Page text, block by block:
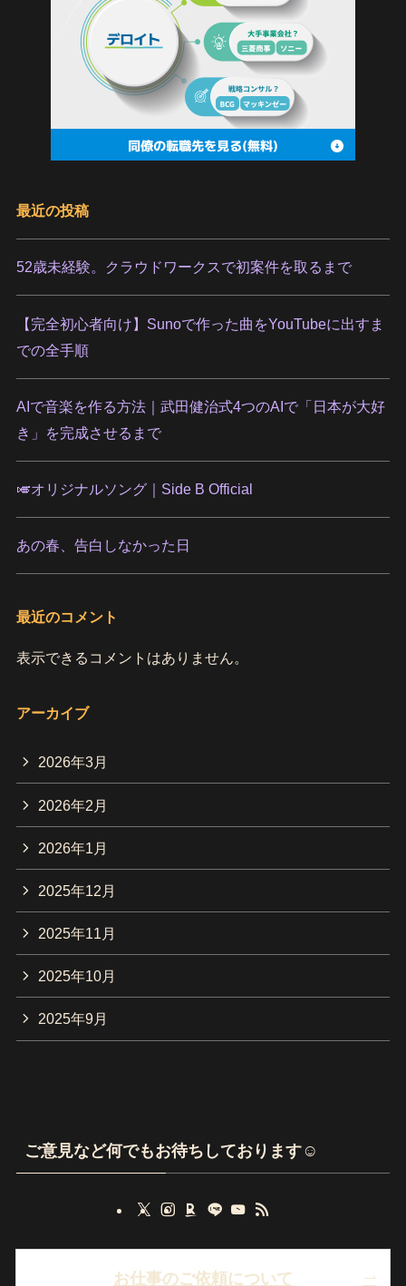
最近の投稿
52歳未経験。クラウドワークスで初案件を取るまで
【完全初心者向け】Sunoで作った曲をYouTubeに出すま
での全手順
AIで音楽を作る方法｜武田健治式4つのAIで「日本が大好
き」を完成させるまで
🎺オリジナルソング｜Side B Official
あの春、告白しなかった日
最近のコメント
表示できるコメントはありません。
アーカイブ
2026年3月
2026年2月
2026年1月
2025年12月
2025年11月
2025年10月
2025年9月
ご意見など何でもお待ちしております☺
お仕事のご依頼について